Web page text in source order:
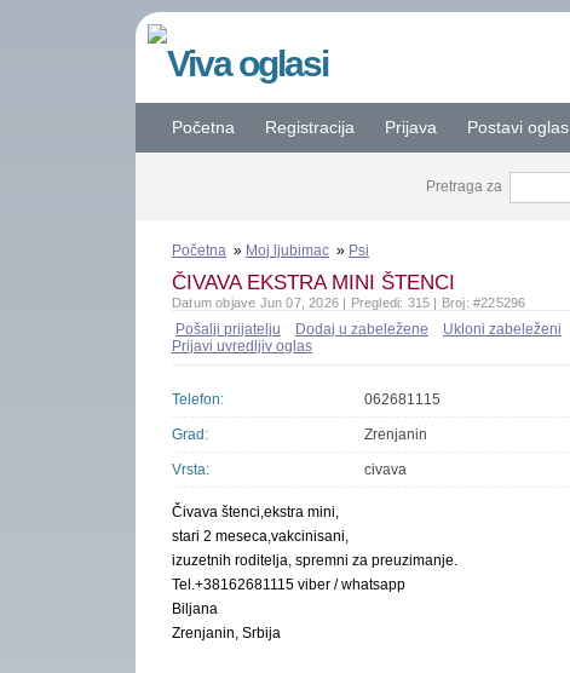
Početna Registracija Prijava Postavi oglas
Pretraga za
Početna » Moj ljubimac » Psi
ČIVAVA EKSTRA MINI ŠTENCI
Datum objave Jun 07, 2026 | Pregledi: 315 | Broj: #225296
Pošalji prijatelju Dodaj u zabeležene Ukloni zabeleženi
Prijavi uvredljiv oglas
Telefon: 062681115
Grad: Zrenjanin
Vrsta: civava
Čivava štenci,ekstra mini,
stari 2 meseca,vakcinisani,
izuzetnih roditelja, spremni za preuzimanje.
Tel.+38162681115 viber / whatsapp
Biljana
Zrenjanin, Srbija